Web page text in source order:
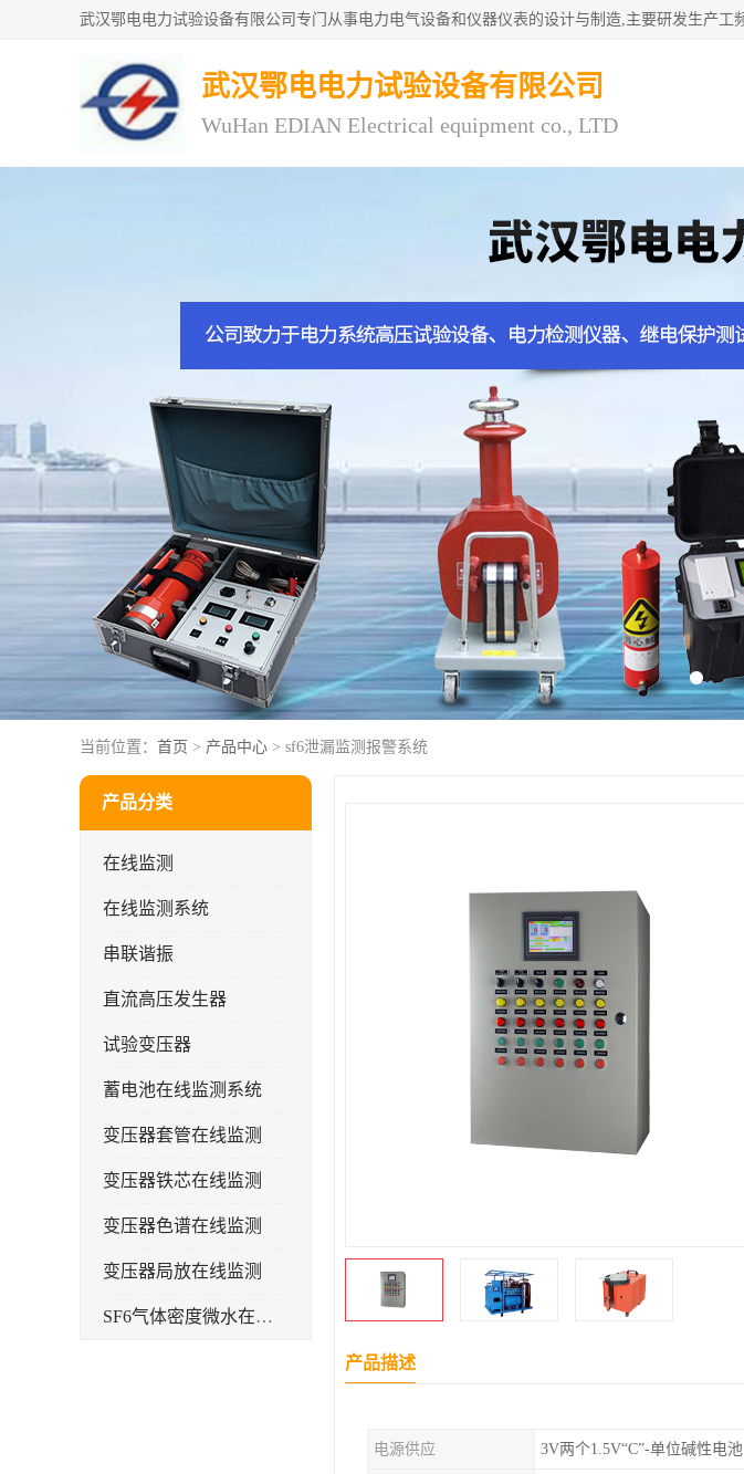
武汉鄂电电力试验设备有限公司
WuHan EDIAN Electrical equipment co., LTD
当前位置： 首页 > 产品中心 > sf6泄漏监测报警系统
产品分类
在线监测
在线监测系统
串联谐振
直流高压发生器
试验变压器
蓄电池在线监测系统
变压器套管在线监测
变压器铁芯在线监测
变压器色谱在线监测
变压器局放在线监测
SF6气体密度微水在线监测系统
产品描述
电源供应 3V两个1.5V“C”-单位碱性电池